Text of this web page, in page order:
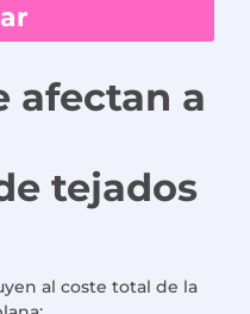
afectan a
tejados
al coste total de la